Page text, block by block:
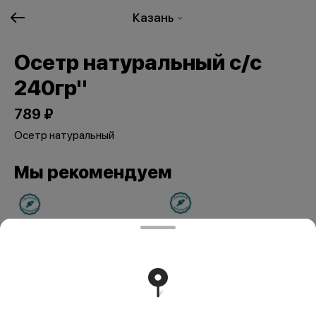
Казань
Осетр натуральный с/с
240гр"
789 ₽
Осетр натуральный
Мы рекомендуем